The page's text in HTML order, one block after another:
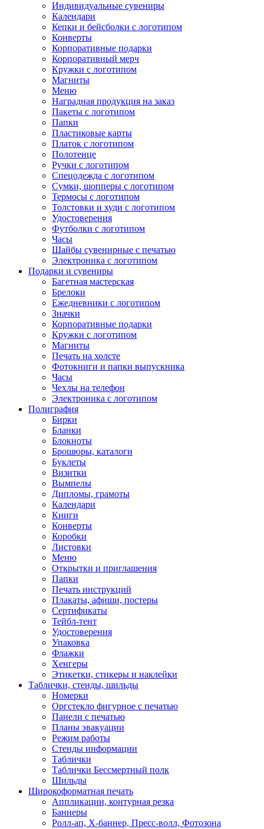
Индивидуальные сувениры
Календари
Кепки и бейсболки с логотипом
Конверты
Корпоративные подарки
Корпоративный мерч
Кружки с логотипом
Магниты
Меню
Наградная продукция на заказ
Пакеты с логотипом
Папки
Пластиковые карты
Платок с логотипом
Полотенце
Ручки с логотипом
Спецодежда с логотипом
Сумки, шопперы с логотипом
Термосы с логотипом
Толстовки и худи с логотипом
Удостоверения
Футболки с логотипом
Часы
Шайбы сувенирные с печатью
Электроника с логотипом
Подарки и сувениры
Багетная мастерская
Брелоки
Ежедневники с логотипом
Значки
Корпоративные подарки
Кружки с логотипом
Магниты
Печать на холсте
Фотокниги и папки выпускника
Часы
Чехлы на телефон
Электроника с логотипом
Полиграфия
Бирки
Бланки
Блокноты
Брошюры, каталоги
Буклеты
Визитки
Вымпелы
Дипломы, грамоты
Календари
Книги
Конверты
Коробки
Листовки
Меню
Открытки и приглашения
Папки
Печать инструкций
Плакаты, афиши, постеры
Сертификаты
Тейбл-тент
Удостоверения
Упаковка
Флажки
Хенгеры
Этикетки, стикеры и наклейки
Таблички, стенды, шильды
Номерки
Оргстекло фигурное с печатью
Панели с печатью
Планы эвакуации
Режим работы
Стенды информации
Таблички
Таблички Бессмертный полк
Шильды
Широкоформатная печать
Аппликации, контурная резка
Баннеры
Ролл-ап, X-баннер, Пресс-волл, Фотозона